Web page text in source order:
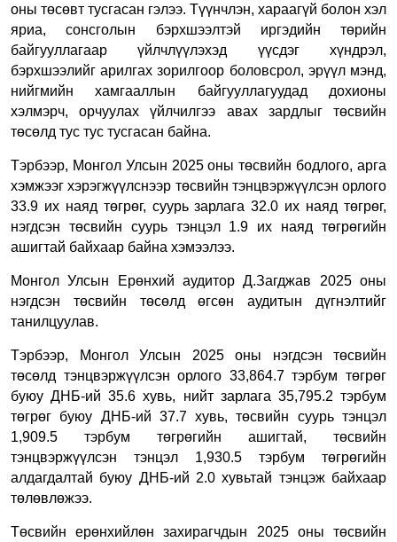
оны төсөвт тусгасан гэлээ. Түүнчлэн, хараагүй болон хэл
яриа, сонсголын бэрхшээлтэй иргэдийн төрийн
байгууллагаар үйлчлүүлэхэд үүсдэг хүндрэл,
бэрхшээлийг арилгах зорилгоор боловсрол, эрүүл мэнд,
нийгмийн хамгааллын байгууллагуудад дохионы
хэлмэрч, орчуулах үйлчилгээ авах зардлыг төсвийн
төсөлд тус тус тусгасан байна.
Тэрбээр, Монгол Улсын 2025 оны төсвийн бодлого, арга
хэмжээг хэрэгжүүлснээр төсвийн тэнцвэржүүлсэн орлого
33.9 их наяд төгрөг, суурь зарлага 32.0 их наяд төгрөг,
нэгдсэн төсвийн суурь тэнцэл 1.9 их наяд төгрөгийн
ашигтай байхаар байна хэмээлээ.
Монгол Улсын Ерөнхий аудитор Д.Загджав 2025 оны
нэгдсэн төсвийн төсөлд өгсөн аудитын дүгнэлтийг
танилцуулав.
Тэрбээр, Монгол Улсын 2025 оны нэгдсэн төсвийн
төсөлд тэнцвэржүүлсэн орлого 33,864.7 тэрбум төгрөг
буюу ДНБ-ий 35.6 хувь, нийт зарлага 35,795.2 тэрбум
төгрөг буюу ДНБ-ий 37.7 хувь, төсвийн суурь тэнцэл
1,909.5 тэрбум төгрөгийн ашигтай, төсвийн
тэнцвэржүүлсэн тэнцэл 1,930.5 тэрбум төгрөгийн
алдагдалтай буюу ДНБ-ий 2.0 хувьтай тэнцэж байхаар
төлөвлөжээ.
Төсвийн ерөнхийлөн захирагчдын 2025 оны төсвийн